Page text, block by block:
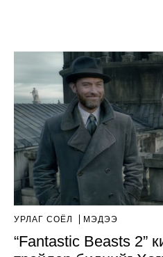
УРЛАГ СОЁЛ МЭДЭЭ
“Fantastic Beasts 2”